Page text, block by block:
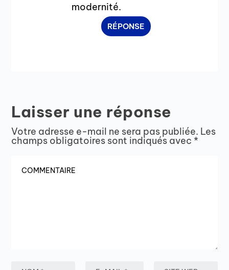
modernité.
RÉPONSE
Laisser une réponse
Votre adresse e-mail ne sera pas publiée. Les
champs obligatoires sont indiqués avec *